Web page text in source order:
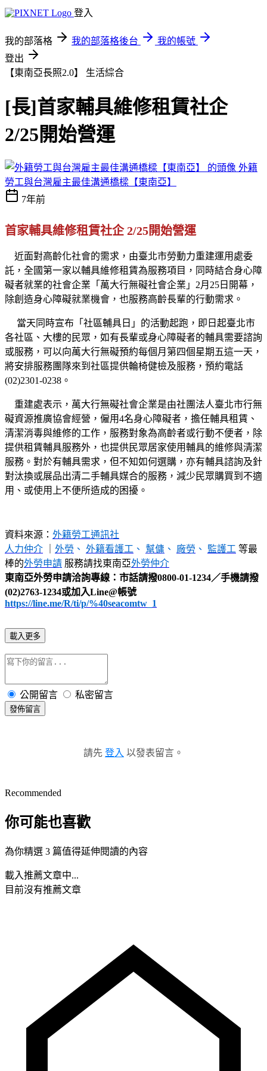
登入
我的部落格 我的部落格後台
我的帳號
登出
【東南亞長照2.0】 生活綜合
[長]首家輔具維修租賃社企
2/25開始營運
外籍
勞工與台灣雇主最佳溝通橋樑【東南亞】
7年前
首家輔具維修租賃社企 2/25開始營運
近面對高齡化社會的需求，由臺北市勞動力重建運用處委
託，全國第一家以輔具維修租賃為服務項目，同時結合身心障
礙者就業的社會企業「萬大行無礙社會企業」2月25日開幕，
除創造身心障礙就業機會，也服務高齡長輩的行動需求。
當天同時宣布「社區輔具日」的活動起跑，即日起臺北市
各社區、大樓的民眾，如有長輩或身心障礙者的輔具需要諮詢
或服務，可以向萬大行無礙預約每個月第四個星期五這一天，
將安排服務團隊來到社區提供輪椅健檢及服務，預約電話
(02)2301-0238。
重建處表示，萬大行無礙社會企業是由社團法人臺北市行無
礙資源推廣協會經營，僱用4名身心障礙者，擔任輔具租賃、
清潔消毒與維修的工作，服務對象為高齡者或行動不便者，除
提供租賃輔具服務外，也提供民眾居家使用輔具的維修與清潔
服務。對於有輔具需求，但不知如何選購，亦有輔具諮詢及針
對汰換或展品出清二手輔具媒合的服務，減少民眾購買到不適
用、或使用上不便所造成的困擾。
資料來源： 外籍勞工通訊社
人力仲介
外勞 、 外籍看護工 、 幫傭 、 廠勞 、 監護工 等最
棒的外勞申請 服務請找東南亞外勞仲介
東南亞外勞申請洽詢專線：市話請撥0800-01-1234／手機請撥
(02)2763-1234或加入Line@帳號
https://line.me/R/ti/p/%40seacomtw_1
載入更多
公開留言 私密留言
發佈留言
請先 登入 以發表留言。
Recommended
你可能也喜歡
為你精選 3 篇值得延伸閱讀的內容
載入推薦文章中...
目前沒有推薦文章